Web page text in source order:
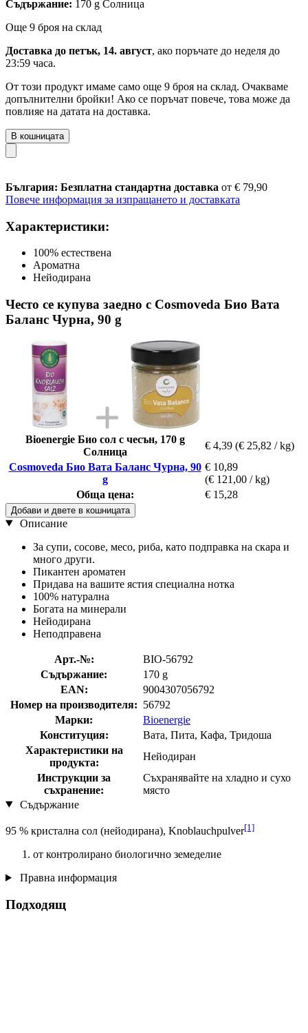
Съдържание: 170 g Солница
Още 9 броя на склад
Доставка до петък, 14. август, ако поръчате до неделя до
23:59 часа.
От този продукт имаме само още 9 броя на склад. Очакваме
допълнителни бройки! Ако се поръчат повече, това може да
повлияе на датата на доставка.
В кошницата
България: Безплатна стандартна доставка от € 79,90
Повече информация за изпращането и доставката
Характеристики:
100% естествена
Ароматна
Нейодирана
Често се купува заедно с Cosmoveda Био Вата
Баланс Чурна, 90 g
Bioenergie Био сол с чесън, 170 g
Солница
€ 4,39 (€ 25,82 / kg)
Cosmoveda Био Вата Баланс Чурна, 90
g
€ 10,89
(€ 121,00 / kg)
Обща цена:
€ 15,28
Добави и двете в кошницата
Описание
За супи, сосове, месо, риба, като подправка на скара и
много други.
Пикантен ароматен
Придава на вашите ястия специална нотка
100% натурална
Богата на минерали
Нейодирана
Неподправена
Арт.-№:
BIO-56792
Съдържание:
170 g
EAN:
9004307056792
Номер на производителя: 56792
Марки:
Bioenergie
Конституция:
Вата, Пита, Кафа, Тридоша
Характеристики на
продукта:
Нейодиран
Инструкции за
съхранение:
Съхранявайте на хладно и сухо
място
Съдържание
95 % кристална сол (нейодирана), Knoblauchpulver[1]
от контролирано биологично земеделие
Правна информация
Подходящ